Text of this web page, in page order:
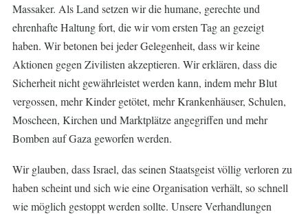
Massaker. Als Land setzen wir die humane, gerechte und
ehrenhafte Haltung fort, die wir vom ersten Tag an gezeigt
haben. Wir betonen bei jeder Gelegenheit, dass wir keine
Aktionen gegen Zivilisten akzeptieren. Wir erklären, dass die
Sicherheit nicht gewährleistet werden kann, indem mehr Blut
vergossen, mehr Kinder getötet, mehr Krankenhäuser, Schulen,
Moscheen, Kirchen und Marktplätze angegriffen und mehr
Bomben auf Gaza geworfen werden.
Wir glauben, dass Israel, das seinen Staatsgeist völlig verloren zu
haben scheint und sich wie eine Organisation verhält, so schnell
wie möglich gestoppt werden sollte. Unsere Verhandlungen